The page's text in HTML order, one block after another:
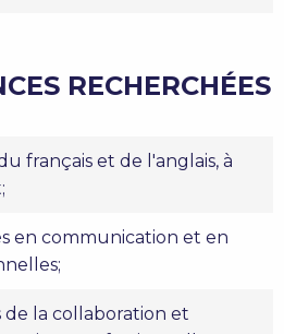
RECHERCHÉES
français et de l'anglais, à
en communication et en
de la collaboration et